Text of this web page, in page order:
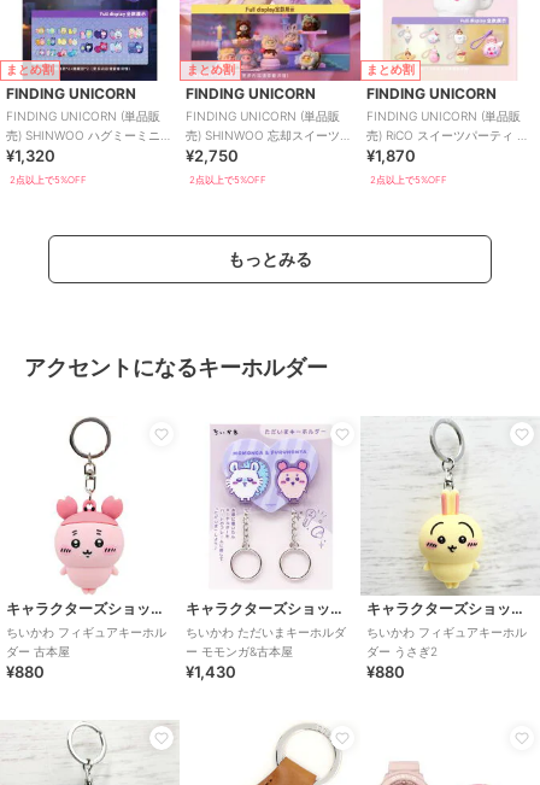
まとめ割
FINDING UNICORN
FINDING UNICORN (単品販
売) SHINWOO ハグミーミニー
ブラインド
¥1,320
2点以上で5%OFF
まとめ割
FINDING UNICORN
FINDING UNICORN (単品販
売) SHINWOO 忘却スイーツハ
ウス ブラインド
¥2,750
2点以上で5%OFF
まとめ割
FINDING UNICORN
FINDING UNICORN (単品販
売) RiCO スイーツパーティ 癒
しの香りぬいぐるみ
¥1,870
2点以上で5%OFF
もっとみる
アクセントになるキーホルダー
キャラクターズショップ ラフラフ
ちいかわ フィギュアキーホル
ダー 古本屋
¥880
キャラクターズショップ ラフラフ
ちいかわ ただいまキーホルダ
ー モモンガ&古本屋
¥1,430
キャラクターズショップ ラフラフ
ちいかわ フィギュアキーホル
ダー うさぎ2
¥880